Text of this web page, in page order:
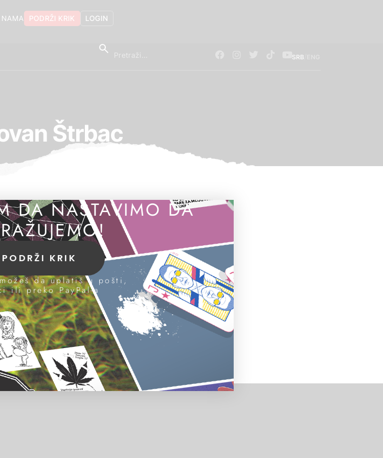
LOGIN
PODRŽI KRIK
NAMA
SRB
Štrbac
DA NASTAVIMO DA
PODRŽI KRIK
da uplatiš u pošti,
ili preko PayPal-a